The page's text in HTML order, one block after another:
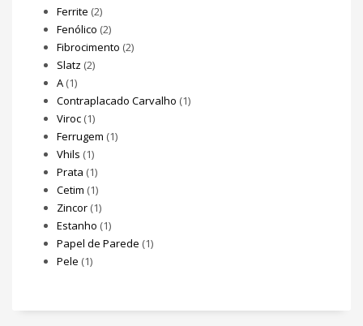
Ferrite (2)
Fenólico (2)
Fibrocimento (2)
Slatz (2)
A (1)
Contraplacado Carvalho (1)
Viroc (1)
Ferrugem (1)
Vhils (1)
Prata (1)
Cetim (1)
Zincor (1)
Estanho (1)
Papel de Parede (1)
Pele (1)